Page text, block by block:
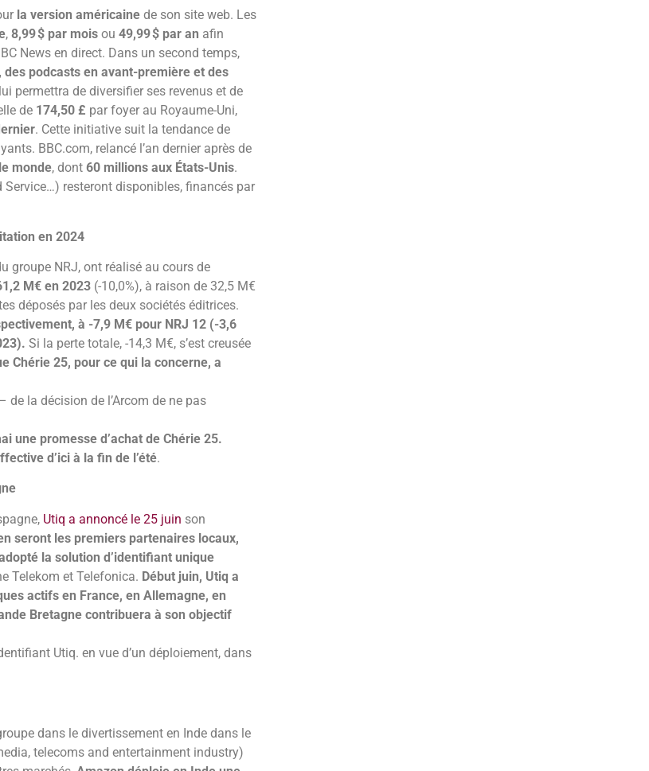
la version américainede son site web. Les
,8,99$ par mois ou49,99$ par an afin
News en direct. Dans un second temps,
podcasts en avant-première et des
permettra de diversifier ses revenus et de
de 174,50 £ par foyer au Royaume-Uni,
. Cette initiative suit la tendance de
BBC.com, relancé l’an dernier après de
monde, dont60 millions aux États-Unis.
resteront disponibles, financés par
en 2024
groupe NRJ, ont réalisé au cours de
M€ en 2023 (-10,0%), à raison de 32,5 M€
déposés par les deux sociétés éditrices.
à -7,9 M€ pour NRJ 12 (-3,6
Si la perte totale, -14,3 M€, s’est creusée
Chérie 25, pour ce qui la concerne, a
la décision de l’Arcom de ne pas
une promesse d’achat de Chérie 25.
d’ici à la fin de l’été.
Utiq a annoncé le 25 juin son
seront les premiers partenaires locaux,
la solution d’identifiant unique
Telekom et Telefonica. Début juin, Utiq a
actifs en France, en Allemagne, en
Bretagne contribuera à son objectif
Utiq. en vue d’un déploiement, dans
dans le divertissement en Inde dans le
telecoms and entertainment industry)